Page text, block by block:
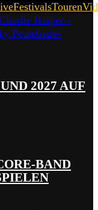
FestivalsTouren
2027 AUF
BAND